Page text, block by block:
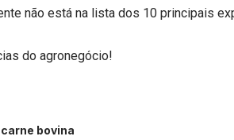
não está na lista dos 10 principais
do agronegócio!
bovina